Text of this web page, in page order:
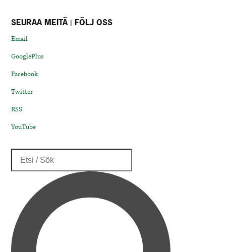
SEURAA MEITÄ | FÖLJ OSS
Email
GooglePlus
Facebook
Twitter
RSS
YouTube